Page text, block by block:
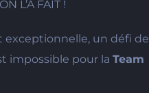
L’A FAIT !
un défi
impossible pour la Team